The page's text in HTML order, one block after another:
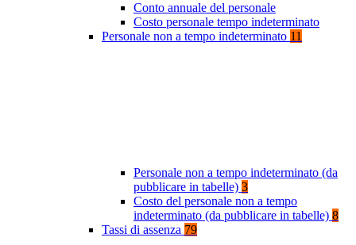
Conto annuale del personale
Costo personale tempo indeterminato
Personale non a tempo indeterminato 11
Personale non a tempo indeterminato (da
pubblicare in tabelle) 3
Costo del personale non a tempo
indeterminato (da pubblicare in tabelle) 8
Tassi di assenza 79